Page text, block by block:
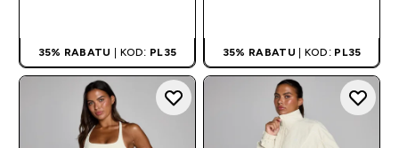
35% RABATU | KOD: PL35 35% RABATU | KOD: PL35